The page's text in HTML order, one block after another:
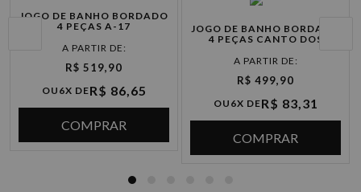
3x de R$ 123,30 sem juros
4x de R$ 92,47 sem juros
5x de R$ 73,98 sem juros
6x de R$ 61,65 sem juros
JOGO DE BANHO BORDADO
4 PEÇAS A-17
R$ 519,90
OU 6X DER$ 86,65
COMPRAR
JOGO DE BANHO BORDADO
4 PEÇAS CANTO DOS
R$ 499,90
OU 6X DER$ 83,31
COMPRAR